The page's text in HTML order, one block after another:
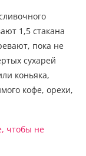
1,5 стакана
пока не
сухарей
коньяка,
кофе, орехи,